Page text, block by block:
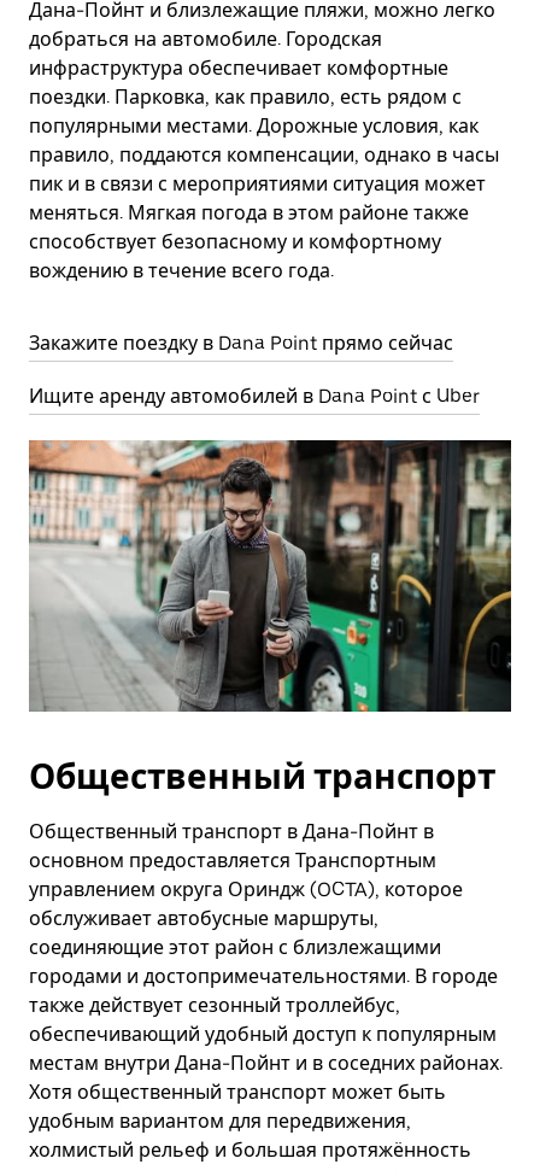
Дана-Пойнт и близлежащие пляжи, можно легко
добраться на автомобиле. Городская
инфраструктура обеспечивает комфортные
поездки. Парковка, как правило, есть рядом с
популярными местами. Дорожные условия, как
правило, поддаются компенсации, однако в часы
пик и в связи с мероприятиями ситуация может
меняться. Мягкая погода в этом районе также
способствует безопасному и комфортному
вождению в течение всего года.
Закажите поездку в Dana Point прямо сейчас
Ищите аренду автомобилей в Dana Point с Uber
Общественный транспорт
Общественный транспорт в Дана-Пойнт в
основном предоставляется Транспортным
управлением округа Ориндж (OCTA), которое
обслуживает автобусные маршруты,
соединяющие этот район с близлежащими
городами и достопримечательностями. В городе
также действует сезонный троллейбус,
обеспечивающий удобный доступ к популярным
местам внутри Дана-Пойнт и в соседних районах.
Хотя общественный транспорт может быть
удобным вариантом для передвижения,
холмистый рельеф и большая протяжённость